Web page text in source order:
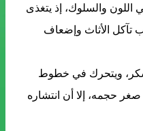
اللون والسلوك، إذ يتغذى
تآكل الأثاث وإضعاف
ويتحرك في خطوط
حجمه، إلا أن انتشاره